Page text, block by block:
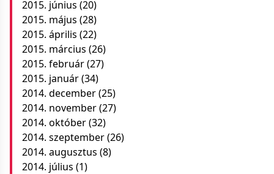
2015. június (20)
2015. május (28)
2015. április (22)
2015. március (26)
2015. február(27)
2015. január(34)
2014. december(25)
2014. november(27)
2014. október(32)
2014. szeptember(26)
2014. augusztus (8)
2014. július (1)